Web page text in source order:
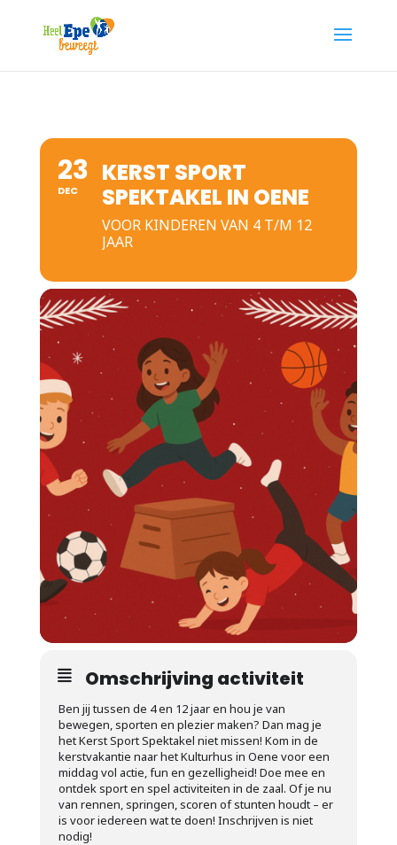
23
DEC
KERST SPORT
SPEKTAKEL IN OENE
VOOR KINDEREN VAN 4 T/M 12
JAAR
Omschrijving activiteit
Ben jij tussen de 4 en 12 jaar en hou je van
bewegen, sporten en plezier maken? Dan mag je
het Kerst Sport Spektakel niet missen! Kom in de
kerstvakantie naar het Kulturhus in Oene voor een
middag vol actie, fun en gezelligheid! Doe mee en
ontdek sport en spel activiteiten in de zaal. Of je nu
van rennen, springen, scoren of stunten houdt – er
is voor iedereen wat te doen! Inschrijven is niet
nodig!